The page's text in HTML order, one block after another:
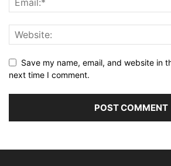
Save my name, email, and website in
next time I comment.